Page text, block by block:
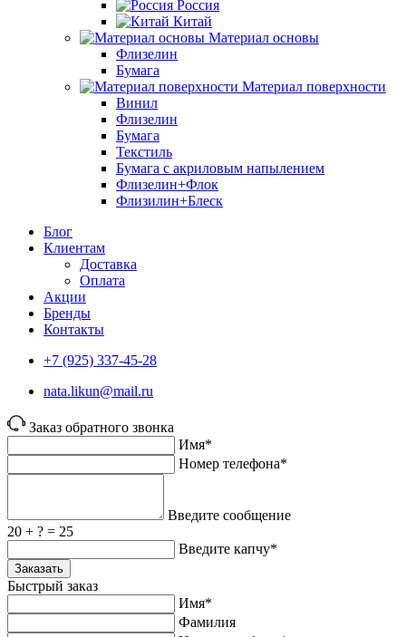
Россия
Китай
Материал основы
Флизелин
Бумага
Материал поверхности
Винил
Флизелин
Бумага
Текстиль
Бумага с акриловым напылением
Флизелин+Флок
Флизилин+Блеск
Блог
Клиентам
Доставка
Оплата
Акции
Бренды
Контакты
+7 (925) 337-45-28
nata.likun@mail.ru
Заказ обратного звонка
Имя*
Номер телефона*
Введите сообщение
20 + ? = 25
Введите капчу*
Заказать
Быстрый заказ
Имя*
Фамилия